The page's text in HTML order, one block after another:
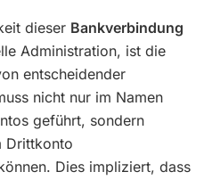
dieser Bankverbindung
Administration, ist die
entscheidender
nicht nur im Namen
geführt, sondern
Drittkonto
Dies impliziert, dass